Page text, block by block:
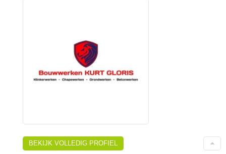
BEKIJK VOLLEDIG PROFIEL